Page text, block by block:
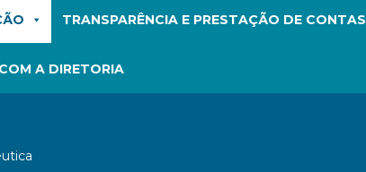
TRANSPARÊNCIA E PRESTAÇÃO DE CONTAS
A DIRETORIA